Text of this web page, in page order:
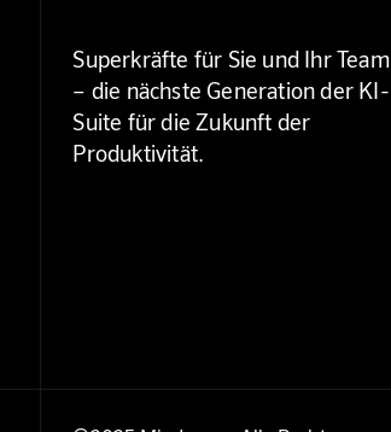
Superkräfte für Sie und Ihr Team
– die nächste Generation der KI-
Suite für die Zukunft der
Produktivität.